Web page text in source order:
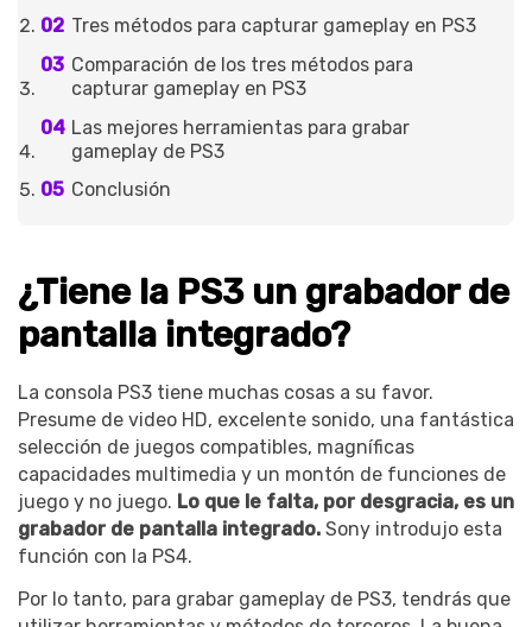
Tres métodos para capturar gameplay en PS3
Comparación de los tres métodos para
capturar gameplay en PS3
Las mejores herramientas para grabar
gameplay de PS3
Conclusión
¿Tiene la PS3 un grabador de
pantalla integrado?
La consola PS3 tiene muchas cosas a su favor.
Presume de video HD, excelente sonido, una fantástica
selección de juegos compatibles, magníficas
capacidades multimedia y un montón de funciones de
juego y no juego. Lo que le falta, por desgracia, es un
grabador de pantalla integrado. Sony introdujo esta
función con la PS4.
Por lo tanto, para grabar gameplay de PS3, tendrás que